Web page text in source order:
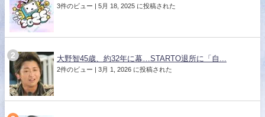
3件のビュー 5月 18, 2025 に投稿された
大野智45歳、約32年に幕…STARTO退所に「自...
2件のビュー 3月 1, 2026 に投稿された